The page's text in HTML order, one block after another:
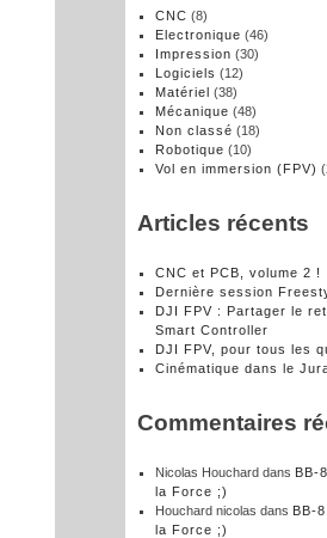
CNC (8)
Electronique (46)
Impression (30)
Logiciels (12)
Matériel (38)
Mécanique (48)
Non classé (18)
Robotique (10)
Vol en immersion (FPV)
Articles récents
CNC et PCB, volume 2 !
Dernière session
DJI FPV : Partager le
Smart Controller
DJI FPV, pour tous les
Cinématique dans le
Commentaires
Nicolas Houcharddans BB-
la Force ;)
Houchard nicolas dans BB-
la Force ;)